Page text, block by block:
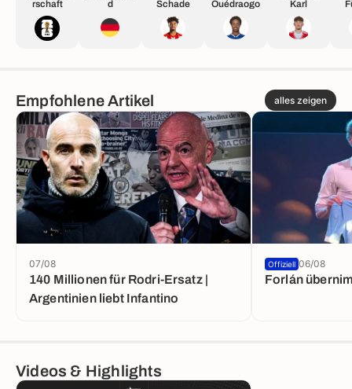
rschaft
d
Schade
Ouédraogo
Karl
Empfohlene Artikel alles zeigen
140 Millionen für Rodri-Ersatz |
Argentinien liebt Infantino
07/08
Forlán
Offiziell 06/08
Videos & Highlights